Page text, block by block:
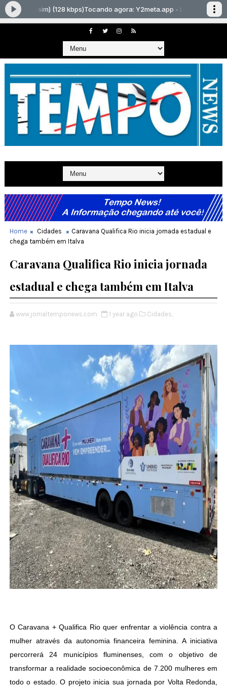
Home Cidades
Caravana Qualifica Rio inicia jornada estadual e
chega também em Italva
Caravana Qualifica Rio inicia jornada
estadual e chega também em Italva
www.jornaltemponews.com 1 year ago Cidades,
O Caravana + Qualifica Rio quer enfrentar a violência contra a
mulher através da autonomia financeira feminina. A iniciativa
percorrerá 24 municípios fluminenses, com o objetivo de
transformar a realidade socioeconômica de 7.200 mulheres em
todo o estado. O projeto inicia sua jornada por Volta Redonda,